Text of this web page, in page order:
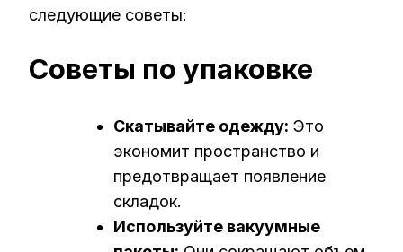
следующие советы:
Советы по упаковке
Скатывайте одежду: Это
экономит пространство и
предотвращает появление
складок.
Используйте вакуумные